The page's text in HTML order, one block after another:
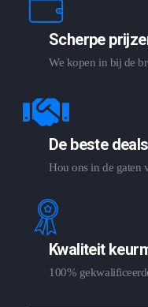
Scherpe
We kopen in bij de
De beste deals
Hou ons in de gaten
Kwaliteit
100%